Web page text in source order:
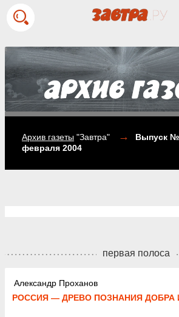
Архив газеты "Завтра" → Выпуск
февраля 2004
первая полоса
Александр Проханов
РОССИЯ — ДРЕВО ПОЗНАНИЯ ДОБРА